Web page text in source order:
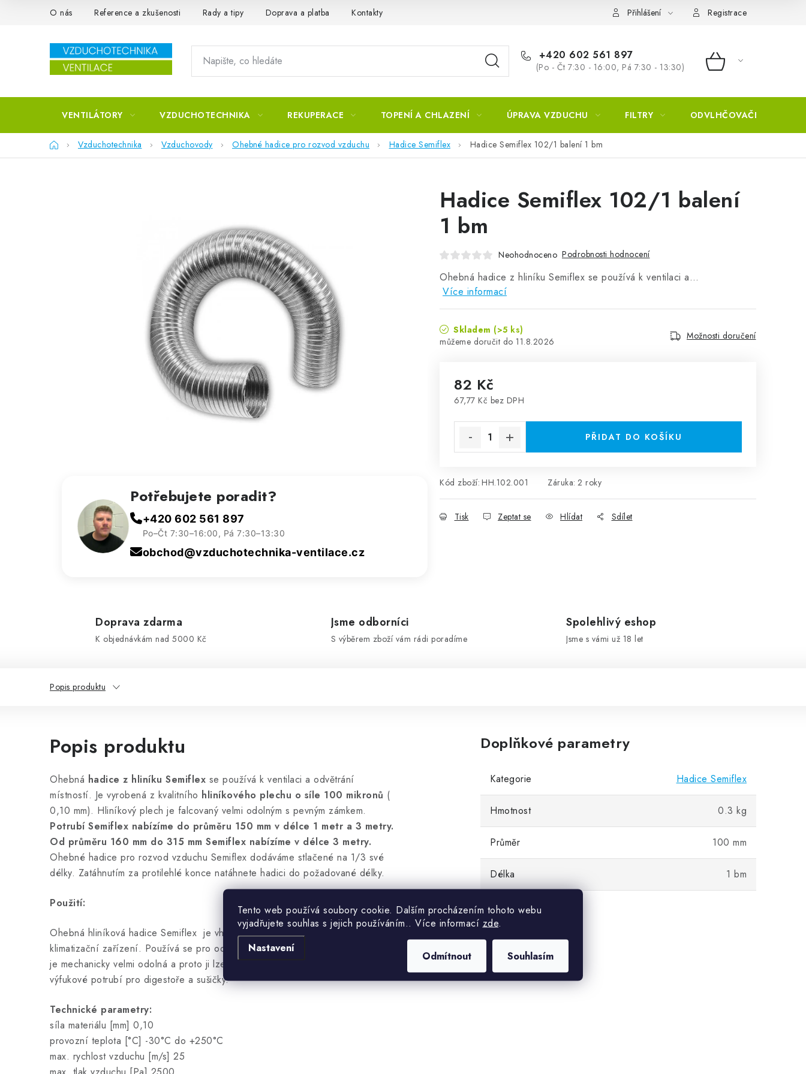
Tento web používá soubory cookie. Dalším procházením tohoto webu
vyjadřujete souhlas s jejich používáním.. Více informací zde.
Nastavení
Odmítnout Souhlasím
Přejít na obsahO nás Reference a zkušenosti Rady a tipy Doprava a platba Kontakty Přihlášení Registrace
+420 602 561 897
(Po - Čt 7:30 - 16:00, Pá 7:30 - 13:30) NÁKUPNÍ
VENTILÁTORY VZDUCHOTECHNIKA REKUPERACE TOPENÍ A CHLAZENÍ ÚPRAVA VZDUCHU FILTRY ODVLHČOVAČE
DomůVzduchotechnika Vzduchovody Ohebné hadice pro rozvod vzduchu Hadice Semiflex Hadice Semiflex 102/1 balení 1 bm
Hadice Semiflex 102/1 balení
1 bm
Neohodnoceno Podrobnosti hodnocení
Ohebná hadice z hliníku Semiflex se používá k ventilaci a…
Více informací
Skladem (>5 ks)
11.8.2026
Možnosti doručení
82 Kč
67,77 Kč bez DPH
PŘIDAT DO KOŠÍKU
Kód zboží: HH.102.001 Záruka: 2 roky
Tisk Zeptat se Hlídat Sdílet
Potřebujete poradit?
+420 602 561 897
Po–Čt 7:30–16:00, Pá 7:30–13:30
obchod@vzduchotechnika-ventilace.cz
Doprava zdarma
K objednávkám nad 5000 Kč
Jsme odborníci
S výběrem zboží vám rádi poradíme
Spolehlivý eshop
Jsme s vámi už 18 let
Popis produktu
Popis produktu
Ohebná hadice z hliníku Semiflex se používá k ventilaci a odvětrání
místností. Je vyrobená z kvalitního hliníkového plechu o síle 100 mikronů (
0,10 mm). Hliníkový plech je falcovaný velmi odolným s pevným zámkem.
Potrubí Semiflex nabízíme do průměru 150 mm v délce 1 metr a 3 metry.
Od průměru 160 mm do 315 mm Semiflex nabízíme v délce 3 metry.
Ohebné hadice pro rozvod vzduchu Semiflex dodáváme stlačené na 1/3 své
délky. Zatáhnutím za protilehlé konce natáhnete hadici do požadované délky.
Použití:
Ohebná hliníková hadice Semiflex je vhodná pro jakékoliv ventilační nebo
klimatizační zařízení. Používá se pro odtahy pachů a kouře z mísností. Hadice
je mechanicky velmi odolná a proto ji lze použít i pro další aplikace, např. i jako
výfukové potrubí pro digestoře a sušičky.
Technické parametry:
síla materiálu [mm] 0,10
provozní teplota [°C] -30°C do +250°C
max. rychlost vzduchu [m/s] 25
Doplňkové parametry
Kategorie Hadice Semiflex
Hmotnost 0.3 kg
Průměr 100 mm
Délka 1 bm